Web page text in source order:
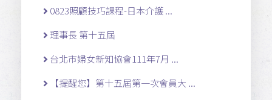
0823照顧技巧課程-日本介護 ...
理事長 第十五屆
台北市婦女新知協會111年7月 ...
【提醒您】第十五屆第一次會員大 ...